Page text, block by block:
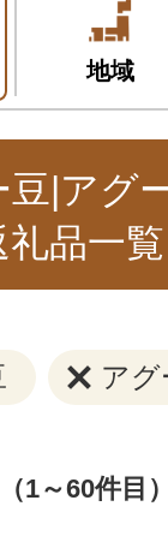
地域
|アグ
品一覧
アグ
1～60件目